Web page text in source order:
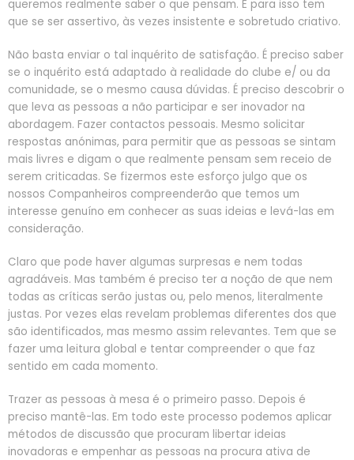
queremos realmente saber o que pensam. E para isso tem
que se ser assertivo, às vezes insistente e sobretudo criativo.
Não basta enviar o tal inquérito de satisfação. É preciso saber
se o inquérito está adaptado à realidade do clube e/ ou da
comunidade, se o mesmo causa dúvidas. É preciso descobrir o
que leva as pessoas a não participar e ser inovador na
abordagem. Fazer contactos pessoais. Mesmo solicitar
respostas anónimas, para permitir que as pessoas se sintam
mais livres e digam o que realmente pensam sem receio de
serem criticadas. Se fizermos este esforço julgo que os
nossos Companheiros compreenderão que temos um
interesse genuíno em conhecer as suas ideias e levá-las em
consideração.
Claro que pode haver algumas surpresas e nem todas
agradáveis. Mas também é preciso ter a noção de que nem
todas as críticas serão justas ou, pelo menos, literalmente
justas. Por vezes elas revelam problemas diferentes dos que
são identificados, mas mesmo assim relevantes. Tem que se
fazer uma leitura global e tentar compreender o que faz
sentido em cada momento.
Trazer as pessoas à mesa é o primeiro passo. Depois é
preciso mantê-las. Em todo este processo podemos aplicar
métodos de discussão que procuram libertar ideias
inovadoras e empenhar as pessoas na procura ativa de